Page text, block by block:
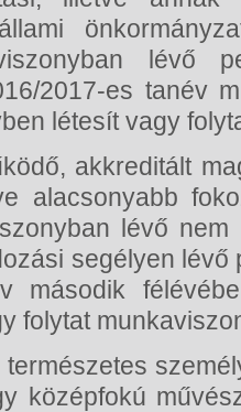
lévő
2017-es tanév
létesít vagy
akkreditált
alacsonyabb
lévő
segélyen
második
folytat
középfokú